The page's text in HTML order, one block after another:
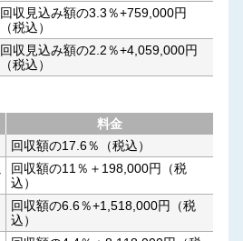
回収見込み額の3.3％+759,000円
（税込）
回収見込み額の2.2％+4,059,000円
（税込）
料金
回収額の17.6％（税込）
回収額の11％＋198,000円（税
込）
回収額の6.6％+1,518,000円（税
込）